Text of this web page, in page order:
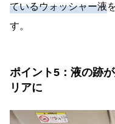
ているウォッシャー液
す。
ポイント5：液の跡
リアに